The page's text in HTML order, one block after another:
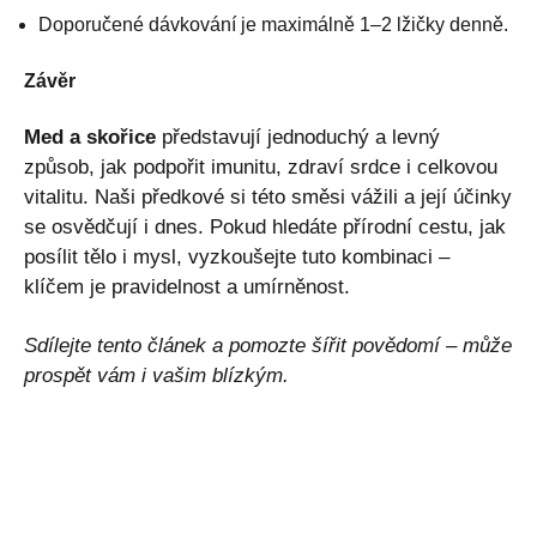
Doporučené dávkování je maximálně 1–2 lžičky denně.
Závěr
Med a skořice představují jednoduchý a levný
způsob, jak podpořit imunitu, zdraví srdce i celkovou
vitalitu. Naši předkové si této směsi vážili a její účinky
se osvědčují i dnes. Pokud hledáte přírodní cestu, jak
posílit tělo i mysl, vyzkoušejte tuto kombinaci –
klíčem je pravidelnost a umírněnost.
Sdílejte tento článek a pomozte šířit povědomí – může
prospět vám i vašim blízkým.